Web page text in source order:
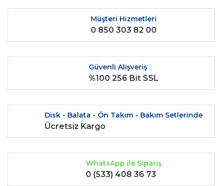
Ürün fiyatı diğer sitelerden daha pahalı.
Bu ürüne benzer farklı alternatifler olmalı.
Müşteri Hizmetleri
0 850 303 82 00
Güvenli Alışveriş
%100 256 Bit SSL
Disk - Balata - Ön Takım - Bakım Setlerinde
Ücretsiz Kargo
WhatsApp ile Sipariş
0 (533) 408 36 73